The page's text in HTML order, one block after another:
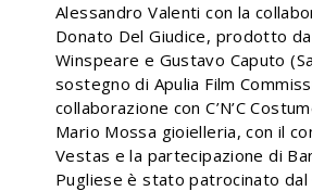
Alessandro Valenti con la
Donato Del Giudice, prodotto
Winspeare e Gustavo Caputo
sostegno di Apulia Film
collaborazione con C’N’C
Mario Mossa gioielleria, con il
Vestas e la partecipazione di
Pugliese è stato patrocinato dal